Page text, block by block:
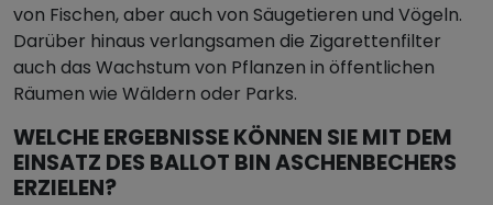
von Fischen, aber auch von Säugetieren und Vögeln.
Darüber hinaus verlangsamen die Zigarettenfilter
auch das Wachstum von Pflanzen in öffentlichen
Räumen wie Wäldern oder Parks.
WELCHE ERGEBNISSE KÖNNEN SIE MIT DEM
EINSATZ DES BALLOT BIN ASCHENBECHERS
ERZIELEN?